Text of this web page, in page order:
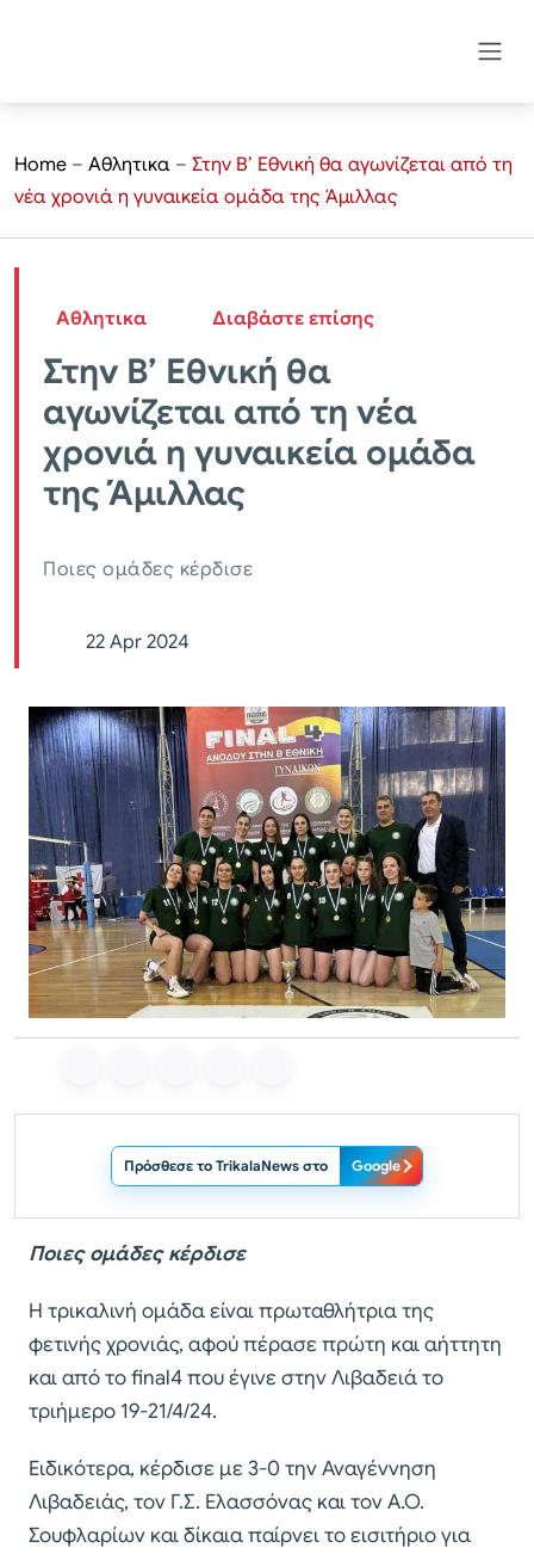
Home – Αθλητικα – Στην Β’ Εθνική θα αγωνίζεται από τη
νέα χρονιά η γυναικεία ομάδα της Άμιλλας
Αθλητικα Διαβάστε επίσης
Στην Β’ Εθνική θα
αγωνίζεται από τη νέα
χρονιά η γυναικεία ομάδα
της Άμιλλας
Ποιες ομάδες κέρδισε
22 Apr 2024
Πρόσθεσε το TrikalaNews στο Google
Ποιες ομάδες κέρδισε
Η τρικαλινή ομάδα είναι πρωταθλήτρια της
φετινής χρονιάς, αφού πέρασε πρώτη και αήττητη
και από το final4 που έγινε στην Λιβαδειά το
τριήμερο 19-21/4/24.
Ειδικότερα, κέρδισε με 3-0 την Αναγέννηση
Λιβαδειάς, τον Γ.Σ. Ελασσόνας και τον Α.Ο.
Σουφλαρίων και δίκαια παίρνει το εισιτήριο για